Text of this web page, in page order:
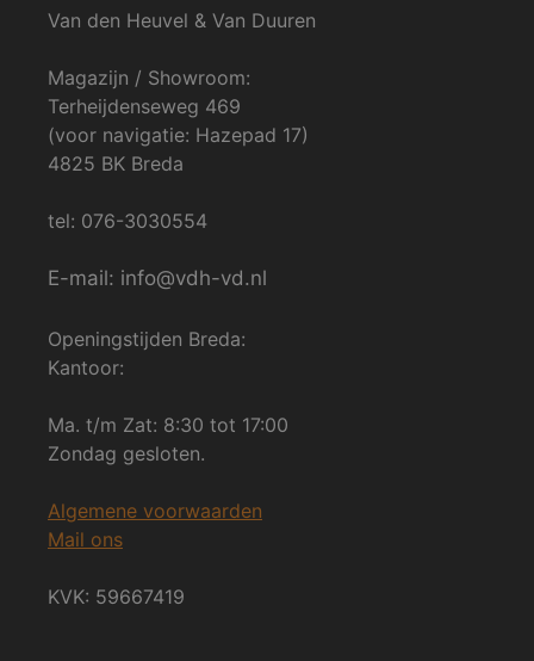
Van den Heuvel & Van Duuren
Magazijn / Showroom:
Terheijdenseweg 469
(voor navigatie: Hazepad 17)
4825 BK Breda
tel: 076-3030554
E-mail: info@vdh-vd.nl
Openingstijden Breda:
Kantoor:
Ma. t/m Zat: 8:30 tot 17:00
Zondag gesloten.
Algemene voorwaarden
Mail ons
KVK: 59667419